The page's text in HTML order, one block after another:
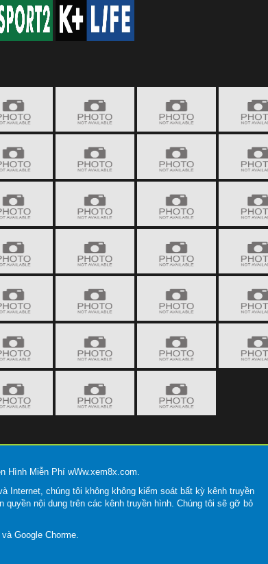
Hình Miễn Phí wWw.xem8x.com.
Internet, chúng tôi không không kiểm soát bất kỳ kênh truyền
quyền nội dung trên các kênh truyền hình. Chúng tôi sẽ gỡ bỏ
Google Chorme.